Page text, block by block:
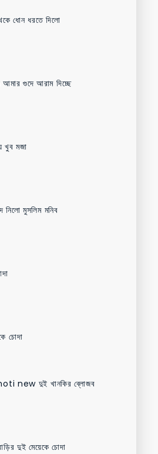
ধোন ধরতে দিলো
আমার গুদে আরাম দিচ্ছে
খুব মজা
নিলো মুসলিম মনিব
চোদা
new দুই খানকির ব্লোজব
দুই মেয়েকে চোদা